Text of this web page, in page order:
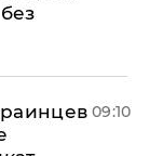
09:10